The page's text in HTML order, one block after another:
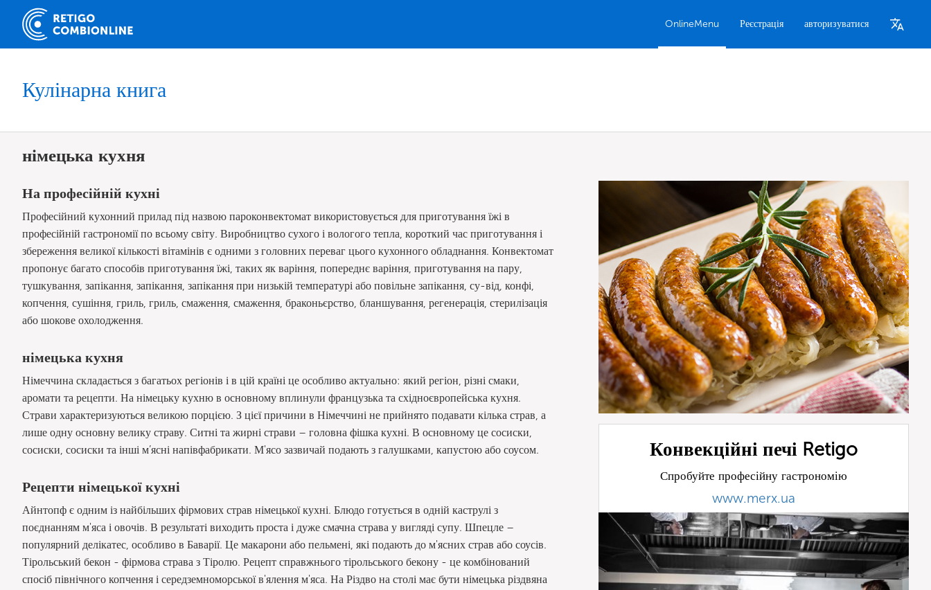
OnlineMenu Реєстрація авторизуватися
Кулінарна книга
німецька кухня
На професійній кухні
Професійний кухонний прилад під назвою пароконвектомат використовується для приготування їжі в
професійній гастрономії по всьому світу. Виробництво сухого і вологого тепла, короткий час приготування і
збереження великої кількості вітамінів є одними з головних переваг цього кухонного обладнання. Конвектомат
пропонує багато способів приготування їжі, таких як варіння, попереднє варіння, приготування на пару,
тушкування, запікання, запікання, запікання при низькій температурі або повільне запікання, су-від, конфі,
копчення, сушіння, гриль, гриль, смаження, смаження, браконьєрство, бланшування, регенерація, стерилізація
або шокове охолодження.
німецька кухня
Німеччина складається з багатьох регіонів і в цій країні це особливо актуально: який регіон, різні смаки,
аромати та рецепти. На німецьку кухню в основному вплинули французька та східноєвропейська кухня.
Страви характеризуються великою порцією. З цієї причини в Німеччині не прийнято подавати кілька страв, а
лише одну основну велику страву. Ситні та жирні страви – головна фішка кухні. В основному це сосиски,
сосиски, сосиски та інші м’ясні напівфабрикати. М'ясо зазвичай подають з галушками, капустою або соусом.
Рецепти німецької кухні
Айнтопф є одним із найбільших фірмових страв німецької кухні. Блюдо готується в одній каструлі з
поєднанням м'яса і овочів. В результаті виходить проста і дуже смачна страва у вигляді супу. Шпецле –
популярний делікатес, особливо в Баварії. Це макарони або пельмені, які подають до м'ясних страв або соусів.
Тірольський бекон - фірмова страва з Тіролю. Рецепт справжнього тірольського бекону - це комбінований
спосіб північного копчення і середземноморської в'ялення м'яса. На Різдво на столі має бути німецька різдвяна
Конвекційні печі Retigo
Спробуйте професійну гастрономію
www.merx.ua